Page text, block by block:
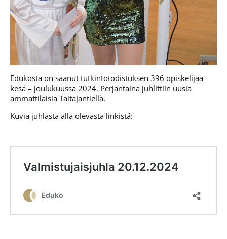
Edukosta on saanut tutkintotodistuksen 396 opiskelijaa
kesä – joulukuussa 2024. Perjantaina juhlittiin uusia
ammattilaisia Taitajantiellä.
Kuvia juhlasta alla olevasta linkistä: